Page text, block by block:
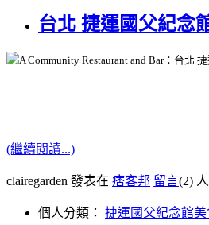
台北 捷運國父紀念
(繼續閱讀...)
clairegarden 發表在 痞客邦 留言(2)
個人分類： 捷運國父紀念館美